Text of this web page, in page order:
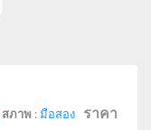
สภาพ :มือสอง ราคา